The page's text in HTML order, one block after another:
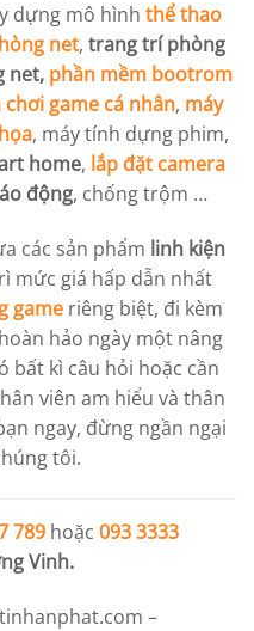
dựng mô hình thể thao
net, trang trí phòng
net, phần mềm bootrom
game cá nhân, máy
, máy tính dựng phim,
home, lắp đặt camera
động, chống trộm …
các sản phẩm linh kiện
mức giá hấp dẫn nhất
gameriêng biệt, đi kèm
hảo ngày một nâng
bất kì câu hỏi hoặc cần
viên am hiểu và thân
ngay, đừng ngần ngại
tôi.
789hoặc 093 3333
Vinh.
–